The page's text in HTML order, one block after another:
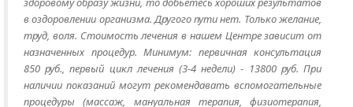
в оздоровлении организма. Другого пути нет. Только желание,
труд, воля. Стоимость лечения в нашем Центре зависит от
назначенных процедур. Минимум: первичная консультация
850 руб., первый цикл лечения (3-4 недели) - 13800 руб. При
наличии показаний могут рекомендавать вспомогательные
процедуры (массаж, мануальная терапия, физиотерапия,